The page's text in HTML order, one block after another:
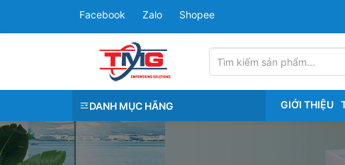
Facebook Zalo Shopee
DANH MỤC HÃNG GIỚI THIỆU